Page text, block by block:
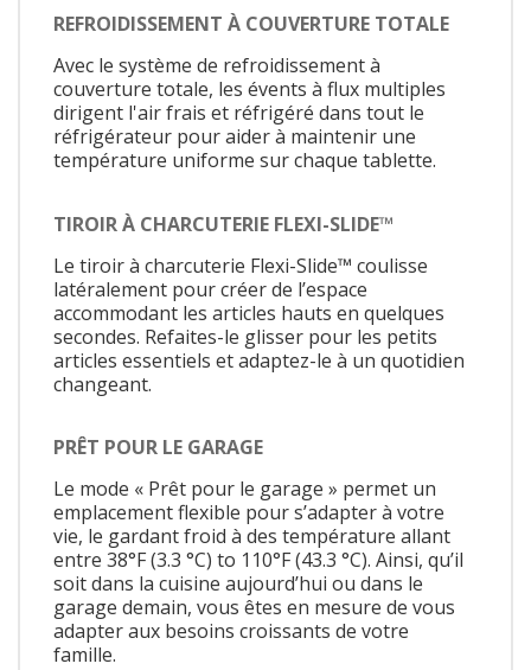
REFROIDISSEMENT À COUVERTURE TOTALE
Avec le système de refroidissement à
couverture totale, les évents à flux multiples
dirigent l'air frais et réfrigéré dans tout le
réfrigérateur pour aider à maintenir une
température uniforme sur chaque tablette.
TIROIR À CHARCUTERIE FLEXI-SLIDE™
Le tiroir à charcuterie Flexi-Slide™ coulisse
latéralement pour créer de l’espace
accommodant les articles hauts en quelques
secondes. Refaites-le glisser pour les petits
articles essentiels et adaptez-le à un quotidien
changeant.
PRÊT POUR LE GARAGE
Le mode « Prêt pour le garage » permet un
emplacement flexible pour s’adapter à votre
vie, le gardant froid à des température allant
entre 38°F (3.3 °C) to 110°F (43.3 °C). Ainsi, qu’il
soit dans la cuisine aujourd’hui ou dans le
garage demain, vous êtes en mesure de vous
adapter aux besoins croissants de votre
famille.